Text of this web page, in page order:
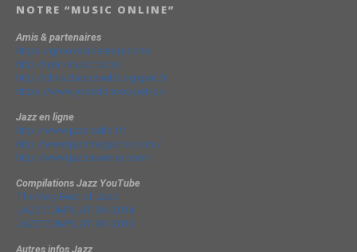
NOTRE “MUSIC ONLINE”
Amis & partenaires
https://groovesidestory.com/
http://lyon-music.com/
http://chrischarpenel.blogspot.fr
https://www.yvesdorison.net/q-r
Jazz en ligne
http://www.jazzradio.fr/
http://www.jazzmagazine.com/
http://www.jazzavienne.com/
Compilations Jazz YouTube
The Very Best of Jazz
JAZZ COMPILATION 2014
JAZZ COMPILATION 2013
Autres infos Jazz